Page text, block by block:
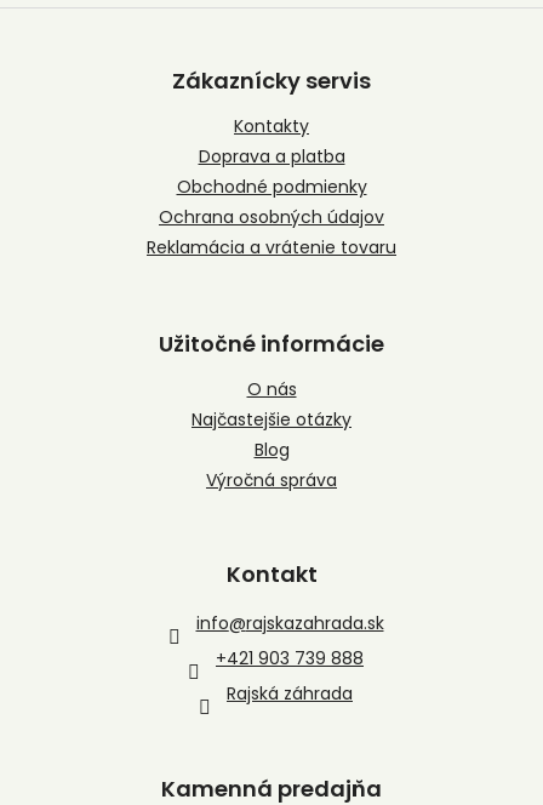
Z
Zákaznícky servis
Kontakty
Doprava a platba
Obchodné podmienky
Ochrana osobných údajov
Reklamácia a vrátenie tovaru
Užitočné informácie
O nás
Najčastejšie otázky
Blog
Výročná správa
Kontakt
info@rajskazahrada.sk
+421 903 739 888
Rajská záhrada
Kamenná predajňa